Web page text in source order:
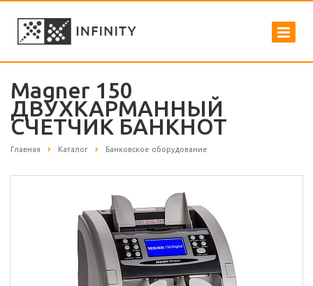
Magner 150
ДВУХКАРМАННЫЙ
СЧЕТЧИК БАНКНОТ
Главная Каталог Банковское оборудование